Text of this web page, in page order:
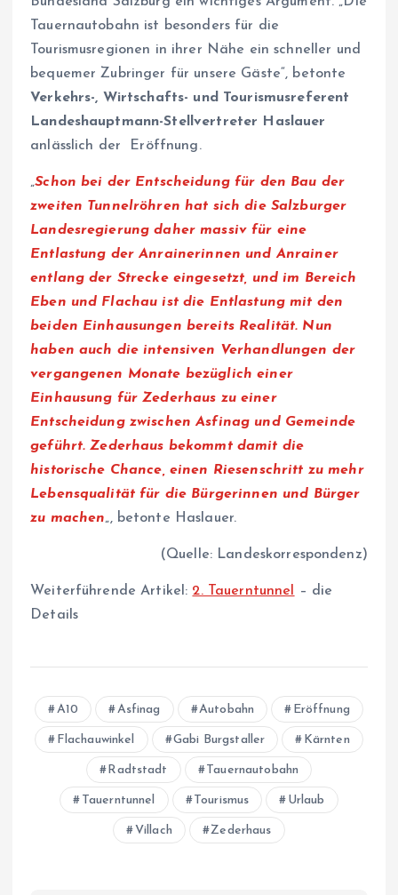
Tauernautobahn ist besonders für die
Tourismusregionen in ihrer Nähe ein schneller und
bequemer Zubringer für unsere Gäste“, betonte
Verkehrs-, Wirtschafts- und Tourismusreferent
Landeshauptmann-Stellvertreter Haslauer
anlässlich der Eröffnung.
„Schon bei der Entscheidung für den Bau der
zweiten Tunnelröhren hat sich die Salzburger
Landesregierung daher massiv für eine
Entlastung der Anrainerinnen und Anrainer
entlang der Strecke eingesetzt, und im Bereich
Eben und Flachau ist die Entlastung mit den
beiden Einhausungen bereits Realität. Nun
haben auch die intensiven Verhandlungen der
vergangenen Monate bezüglich einer
Einhausung für Zederhaus zu einer
Entscheidung zwischen Asfinag und Gemeinde
geführt. Zederhaus bekommt damit die
historische Chance, einen Riesenschritt zu mehr
Lebensqualität für die Bürgerinnen und Bürger
zu machen„, betonte Haslauer.
(Quelle: Landeskorrespondenz)
Weiterführende Artikel: 2. Tauerntunnel – die
Details
A10 Asfinag Autobahn Eröffnung
Flachauwinkel Gabi Burgstaller Kärnten
Radtstadt Tauernautobahn
Tauerntunnel Tourismus Urlaub
Villach Zederhaus